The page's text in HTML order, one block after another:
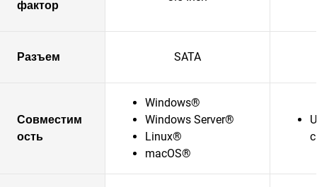
фактор
Разъем SATA
Совместим
ость
Windows®
Windows Server®
Linux®
macOS®